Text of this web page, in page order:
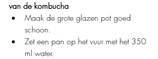
van de kombucha
Maak de grote glazen pot goed
schoon.
Zet een pan op het vuur met het 350
ml water.